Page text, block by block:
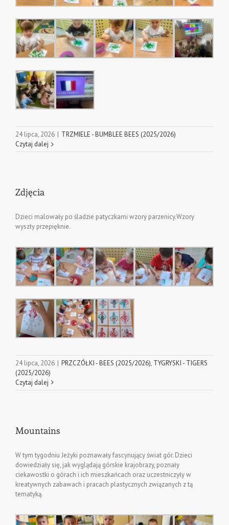
24 lipca, 2026
TRZMIELE - BUMBLEE BEES (2025/2026)
Czytaj dalej
Zdjęcia
Dzieci malowały po śladzie patyczkami wzory parzenicy.Wzory
wyszły przepięknie.
24 lipca, 2026 | PRZCZÓŁKI - BEES (2025/2026), TYGRYSKI - TIGERS
(2025/2026)
Czytaj dalej
Mountains
W tym tygodniu Jeżyki poznawały fascynujący świat gór. Dzieci
dowiedziały się, jak wyglądają górskie krajobrazy, poznały
ciekawostki o górach i ich mieszkańcach oraz uczestniczyły w
kreatywnych zabawach i pracach plastycznych związanych z tą
tematyką.